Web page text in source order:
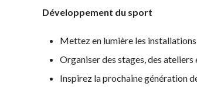
Pickleball Canada
2024 présenté par
Développement du sport
Mettez en lumière les
Organiser des stages, des
Inspirez la prochaine génération